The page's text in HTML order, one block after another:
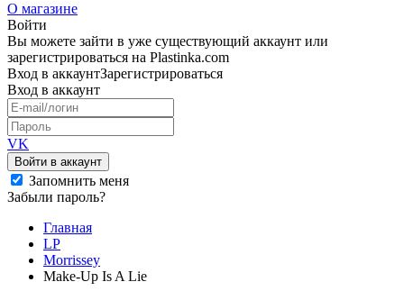
О магазине
Войти
Вы можете зайти в уже существующий аккаунт или
зарегистрироваться на Plastinka.com
Вход в аккаунтЗарегистрироваться
Вход в аккаунт
VK
Войти в аккаунт
Запомнить меня
Забыли пароль?
Главная
LP
Morrissey
Make-Up Is A Lie